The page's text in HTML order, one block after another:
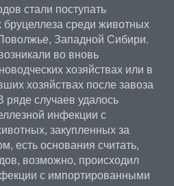
стали поступать
среди животных
Западной Сибири.
во вновь
хозяйствах или в
хозяйствах после завоза
случаев удалось
инфекции с
закупленных за
есть основания считать,
возможно, происходил
с импортированными